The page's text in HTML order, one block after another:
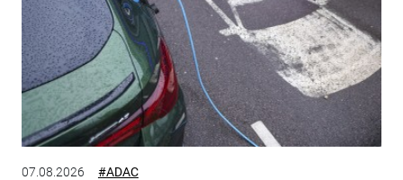
07.08.2026 #ADAC